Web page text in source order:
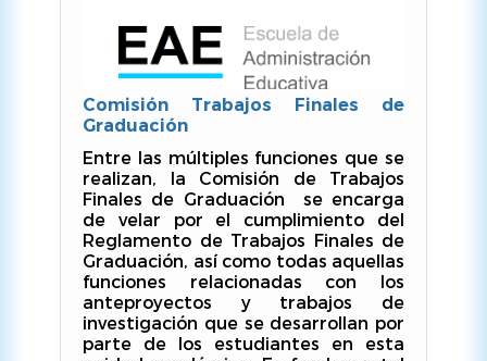
Comisión Trabajos Finales de
Graduación
Entre las múltiples funciones que se
realizan, la Comisión de Trabajos
Finales de Graduación se encarga
de velar por el cumplimiento del
Reglamento de Trabajos Finales de
Graduación, así como todas aquellas
funciones relacionadas con los
anteproyectos y trabajos de
investigación que se desarrollan por
parte de los estudiantes en esta